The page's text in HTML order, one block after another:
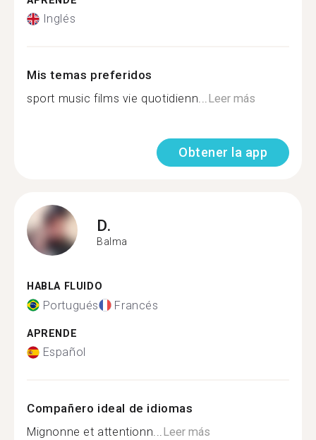
Inglés
Mis temas preferidos
sport music films vie quotidienn...Leer más
Obtener la app
D.
Balma
HABLA FLUIDO
Portugués Francés
APRENDE
Español
Compañero ideal de idiomas
Mignonne et attentionn...Leer más